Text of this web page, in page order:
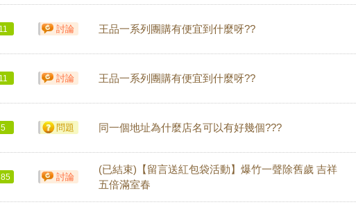
討論 王品一系列團購有便宜到什麼呀??
討論 王品一系列團購有便宜到什麼呀??
5 問題 同一個地址為什麼店名可以有好幾個???
討論
(已結束)【留言送紅包袋活動】爆竹一聲除舊歲 吉祥
五倍滿室春